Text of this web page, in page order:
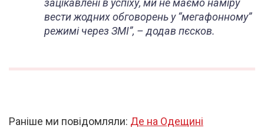
вести жодних обговорень у “мегафонному”
режимі через ЗМІ”, – додав пєсков.
Раніше ми повідомляли: Де на Одещині